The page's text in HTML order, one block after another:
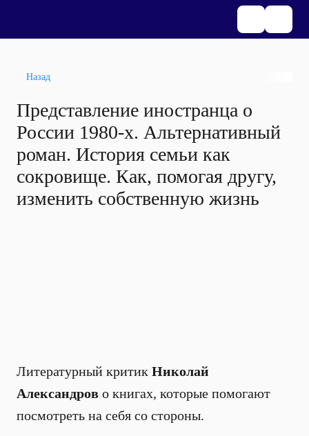
Назад
Представление иностранца о
России 1980-х. Альтернативный
роман. История семьи как
сокровище. Как, помогая другу,
изменить собственную жизнь
Литературный критик Николай
Александров о книгах, которые помогают
посмотреть на себя со стороны.